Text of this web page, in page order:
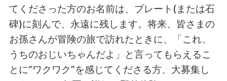
てくださった方のお名前は、プレート(または石
碑)に刻んで、永遠に残します。将来、皆さまの
お孫さんが冒険の旅で訪れたときに、「これ、
うちのおじいちゃんだよ」と言ってもらえるこ
とに“ワクワク”を感じてくださる方、大募集し